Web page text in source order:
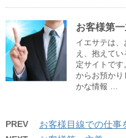
お客様第
イエサテは
え、抱えて
定サイトで
からお預かり
かな情報 …
PREV お客様目線での仕事